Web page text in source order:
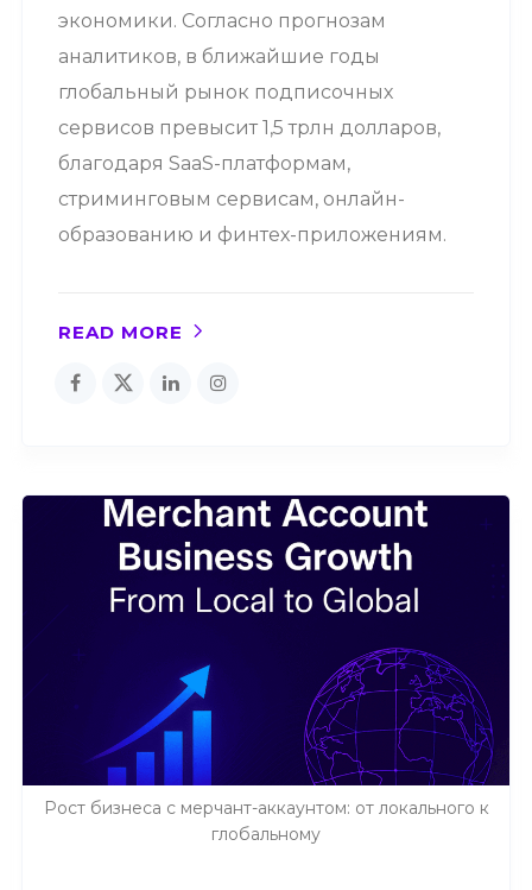
экономики. Согласно прогнозам
аналитиков, в ближайшие годы
глобальный рынок подписочных
сервисов превысит 1,5 трлн долларов,
благодаря SaaS-платформам,
стриминговым сервисам, онлайн-
образованию и финтех-приложениям.
READ MORE
Рост бизнеса с мерчант-аккаунтом: от локального к
глобальному